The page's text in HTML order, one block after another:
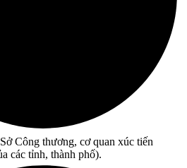
Công thương, cơ quan xúc tiến
các tỉnh, thành phố).